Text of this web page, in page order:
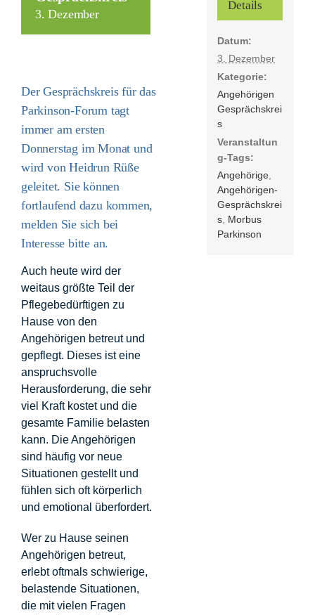
Kontakt
nach:
3. Dezember
Der Gesprächskreis für das
Parkinson-Forum tagt
immer am ersten
Donnerstag im Monat und
wird von Heidrun Rüße
geleitet. Sie können
fortlaufend dazu kommen,
melden Sie sich bei
Interesse bitte an.
Auch heute wird der
weitaus größte Teil der
Pflegebedürftigen zu
Hause von den
Angehörigen betreut und
gepflegt. Dieses ist eine
anspruchsvolle
Herausforderung, die sehr
viel Kraft kostet und die
gesamte Familie belasten
kann. Die Angehörigen
sind häufig vor neue
Situationen gestellt und
fühlen sich oft körperlich
und emotional überfordert.
Wer zu Hause seinen
Angehörigen betreut,
erlebt oftmals schwierige,
belastende Situationen,
die mit vielen Fragen
Details
Datum:
3. Dezember
Kategorie:
Angehörigen
Gesprächskrei
s
Veranstaltun
g-Tags:
Angehörige
Angehörigen-
Gesprächskrei
s Morbus
Parkinson